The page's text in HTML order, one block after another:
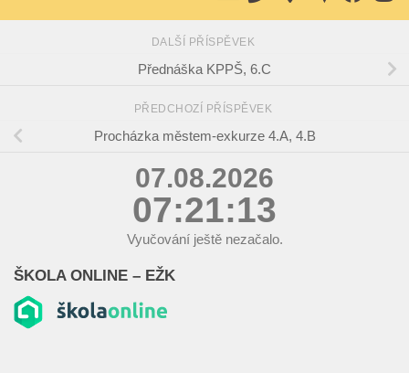
DALŠÍ PŘÍSPĚVEK
Přednáška KPPŠ, 6.C
PŘEDCHOZÍ PŘÍSPĚVEK
Procházka městem-exkurze 4.A, 4.B
07.08.2026
07:21:13
Vyučování ještě nezačalo.
ŠKOLA ONLINE – EŽK